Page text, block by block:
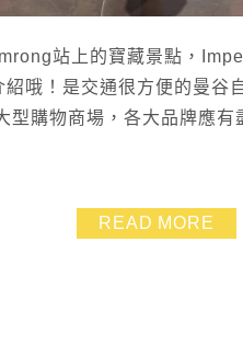
站上的寶藏景點，
哦！是交通很方便的曼谷
購物商場，各大品牌應
READ MORE